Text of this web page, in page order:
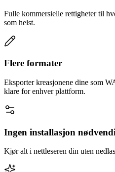
Fulle kommersielle rettigheter til
som helst.
Flere formater
Eksporter kreasjonene dine som
klare for enhver plattform.
Ingen installasjon
Kjør alt i nettleseren din uten